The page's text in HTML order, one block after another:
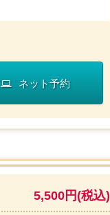
ネット予約
5,500円(税込)